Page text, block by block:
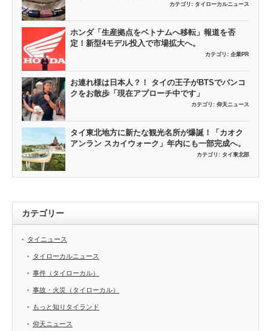
カテゴリ: タイローカルニュース
ホンダ「生産拠点をベトナムへ移転」報道を否
定！新型4モデル投入で市場拡大へ。
カテゴリ: 企業PR
お連れ様は日本人？！ タイの王子がBTSでバンコ
クをお散歩「現在アプローチ中です」
カテゴリ: 仰天ニュース
タイ東北地方に新たな観光名所が爆誕！「カオク
アンラン スカイウォーク」年内にも一部完成へ。
カテゴリ: タイ東北部
カテゴリー
タイニュース
タイローカルニュース
事件（タイローカル）
事故・火災（タイローカル）
もっと知りタイランド
仰天ニュース